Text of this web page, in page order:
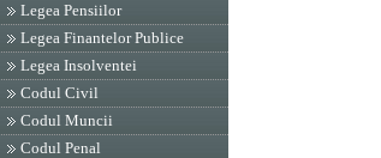
Legea Pensiilor
Legea Finantelor Publice
Legea Insolventei
Codul Civil
Codul Muncii
Codul Penal